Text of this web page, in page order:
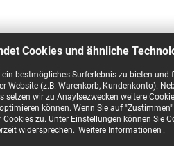
Cookies und ähnliche
bestmögliches Surferlebnis zu bieten und
Website (z.B. Warenkorb, Kundenkonto).
wir zu Anaylsezwecken weitere
können. Wenn Sie auf "Zustimmen"
zu. Unter Einstellungen können Sie
widersprechen. Weitere Informationen .